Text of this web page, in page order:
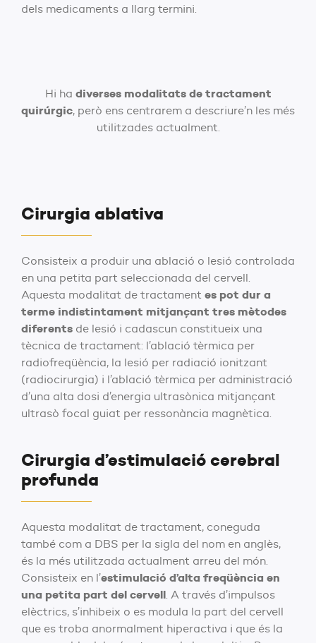
dels medicaments a llarg termini.
Hi ha diverses modalitats de tractament
quirúrgic, però ens centrarem a descriure’n les més
utilitzades actualment.
Cirurgia ablativa
Consisteix a produir una ablació o lesió controlada
en una petita part seleccionada del cervell.
Aquesta modalitat de tractament es pot dur a
terme indistintament mitjançant tres mètodes
diferents de lesió i cadascun constitueix una
tècnica de tractament: l’ablació tèrmica per
radiofreqüència, la lesió per radiació ionitzant
(radiocirurgia) i l’ablació tèrmica per administració
d’una alta dosi d’energia ultrasònica mitjançant
ultrasò focal guiat per ressonància magnètica.
Cirurgia d’estimulació cerebral
profunda
Aquesta modalitat de tractament, coneguda
també com a DBS per la sigla del nom en anglès,
és la més utilitzada actualment arreu del món.
Consisteix en l’estimulació d’alta freqüència en
una petita part del cervell. A través d’impulsos
elèctrics, s’inhibeix o es modula la part del cervell
que es troba anormalment hiperactiva i que és la